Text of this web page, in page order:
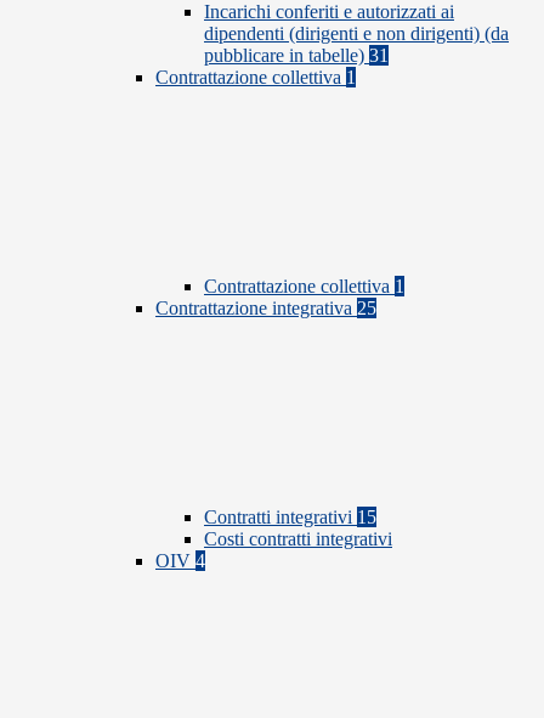
Incarichi conferiti e autorizzati ai
dipendenti (dirigenti e non dirigenti) (da
pubblicare in tabelle) 31
Contrattazione collettiva 1
Contrattazione collettiva 1
Contrattazione integrativa 25
Contratti integrativi 15
Costi contratti integrativi
OIV 4